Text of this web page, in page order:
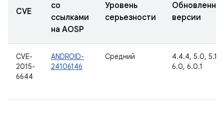
CVE
со
ссылками
на AOSP
Уровень
серьезности
версии
CVE-
2015-
6644
ANDROID-
24106146
Средний
4.4.4, 5.0, 5.1.1,
6.0, 6.0.1